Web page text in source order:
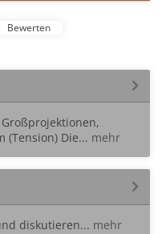
Bewerten
(Tension) Die... mehr
diskutieren... mehr